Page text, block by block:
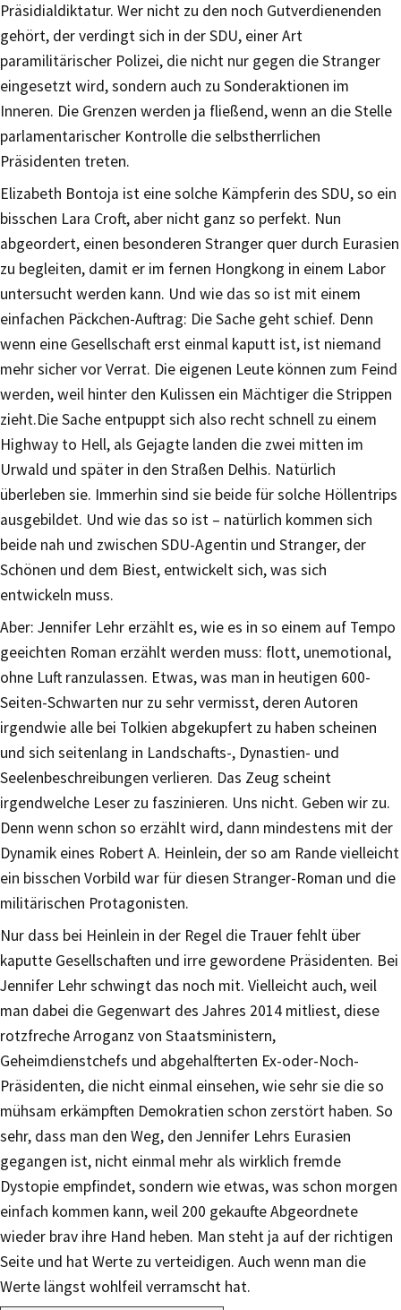
Präsidialdiktatur. Wer nicht zu den noch Gutverdienenden
gehört, der verdingt sich in der SDU, einer Art
paramilitärischer Polizei, die nicht nur gegen die Stranger
eingesetzt wird, sondern auch zu Sonderaktionen im
Inneren. Die Grenzen werden ja fließend, wenn an die Stelle
parlamentarischer Kontrolle die selbstherrlichen
Präsidenten treten.
Elizabeth Bontoja ist eine solche Kämpferin des SDU, so ein
bisschen Lara Croft, aber nicht ganz so perfekt. Nun
abgeordert, einen besonderen Stranger quer durch Eurasien
zu begleiten, damit er im fernen Hongkong in einem Labor
untersucht werden kann. Und wie das so ist mit einem
einfachen Päckchen-Auftrag: Die Sache geht schief. Denn
wenn eine Gesellschaft erst einmal kaputt ist, ist niemand
mehr sicher vor Verrat. Die eigenen Leute können zum Feind
werden, weil hinter den Kulissen ein Mächtiger die Strippen
zieht.Die Sache entpuppt sich also recht schnell zu einem
Highway to Hell, als Gejagte landen die zwei mitten im
Urwald und später in den Straßen Delhis. Natürlich
überleben sie. Immerhin sind sie beide für solche Höllentrips
ausgebildet. Und wie das so ist – natürlich kommen sich
beide nah und zwischen SDU-Agentin und Stranger, der
Schönen und dem Biest, entwickelt sich, was sich
entwickeln muss.
Aber: Jennifer Lehr erzählt es, wie es in so einem auf Tempo
geeichten Roman erzählt werden muss: flott, unemotional,
ohne Luft ranzulassen. Etwas, was man in heutigen 600-
Seiten-Schwarten nur zu sehr vermisst, deren Autoren
irgendwie alle bei Tolkien abgekupfert zu haben scheinen
und sich seitenlang in Landschafts-, Dynastien- und
Seelenbeschreibungen verlieren. Das Zeug scheint
irgendwelche Leser zu faszinieren. Uns nicht. Geben wir zu.
Denn wenn schon so erzählt wird, dann mindestens mit der
Dynamik eines Robert A. Heinlein, der so am Rande vielleicht
ein bisschen Vorbild war für diesen Stranger-Roman und die
militärischen Protagonisten.
Nur dass bei Heinlein in der Regel die Trauer fehlt über
kaputte Gesellschaften und irre gewordene Präsidenten. Bei
Jennifer Lehr schwingt das noch mit. Vielleicht auch, weil
man dabei die Gegenwart des Jahres 2014 mitliest, diese
rotzfreche Arroganz von Staatsministern,
Geheimdienstchefs und abgehalfterten Ex-oder-Noch-
Präsidenten, die nicht einmal einsehen, wie sehr sie die so
mühsam erkämpften Demokratien schon zerstört haben. So
sehr, dass man den Weg, den Jennifer Lehrs Eurasien
gegangen ist, nicht einmal mehr als wirklich fremde
Dystopie empfindet, sondern wie etwas, was schon morgen
einfach kommen kann, weil 200 gekaufte Abgeordnete
wieder brav ihre Hand heben. Man steht ja auf der richtigen
Seite und hat Werte zu verteidigen. Auch wenn man die
Werte längst wohlfeil verramscht hat.